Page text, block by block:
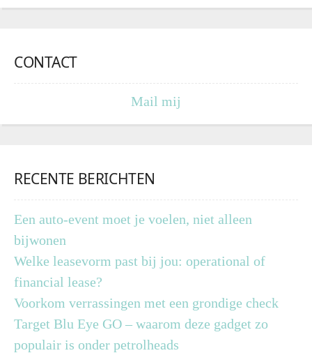
CONTACT
Mail mij
RECENTE BERICHTEN
Een auto-event moet je voelen, niet alleen
bijwonen
Welke leasevorm past bij jou: operational of
financial lease?
Voorkom verrassingen met een grondige check
Target Blu Eye GO – waarom deze gadget zo
populair is onder petrolheads